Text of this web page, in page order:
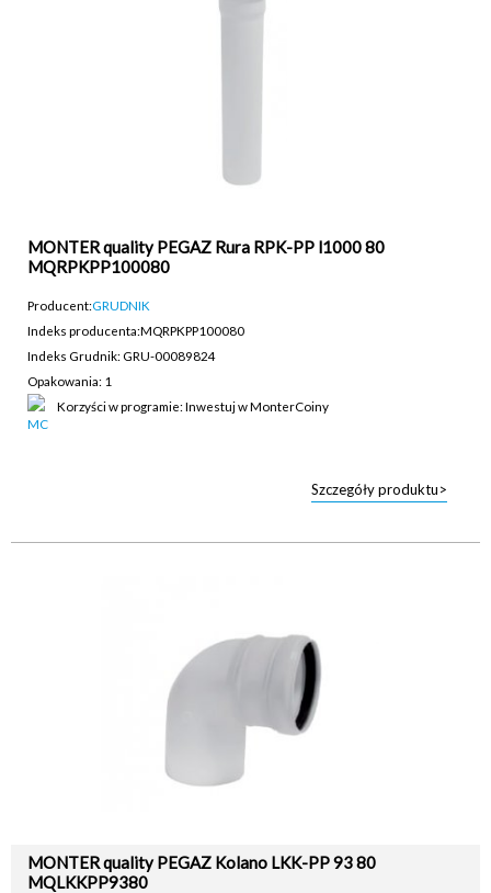
MONTER quality PEGAZ Rura RPK-PP l1000 80
MQRPKPP100080
Producent:GRUDNIK
Indeks producenta:MQRPKPP100080
Indeks Grudnik: GRU-00089824
Opakowania: 1
Korzyści w programie: Inwestuj w MonterCoiny
Szczegóły produktu>
MONTER quality PEGAZ Kolano LKK-PP 93 80
MQLKKPP9380